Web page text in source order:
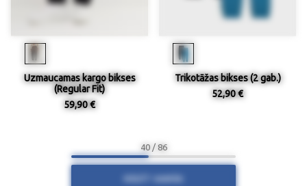
Uzmaucamas kargo bikses
(Regular Fit)
59,90 €
Trikotāžas bikses (2 gab.)
52,90 €
40 / 86